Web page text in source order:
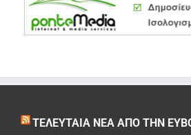
ΤΕΛΕΥΤΑΊΑ ΝΈΑ ΑΠΌ ΤΗΝ